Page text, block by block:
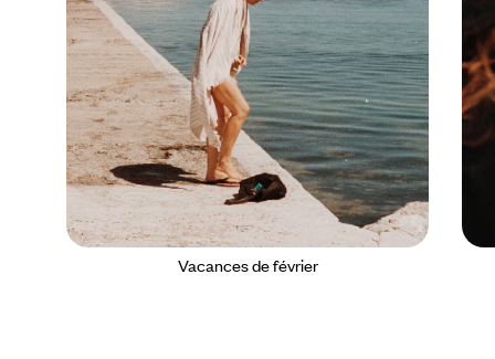
Vacances de février